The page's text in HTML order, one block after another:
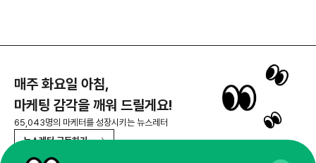
매주 화요일 아침,
마케팅 감각을 깨워 드릴게요!
65,043명의 마케터를 성장시키는 뉴스레터
뉴스레터 구독하기